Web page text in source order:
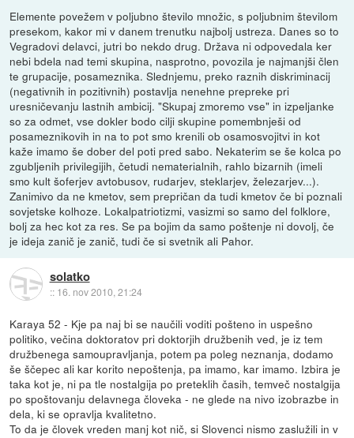
Elemente povežem v poljubno število množic, s poljubnim številom
presekom, kakor mi v danem trenutku najbolj ustreza. Danes so to
Vegradovi delavci, jutri bo nekdo drug. Država ni odpovedala ker
nebi bdela nad temi skupina, nasprotno, povozila je najmanjši člen
te grupacije, posameznika. Slednjemu, preko raznih diskriminacij
(negativnih in pozitivnih) postavlja nenehne prepreke pri
uresničevanju lastnih ambicij. "Skupaj zmoremo vse" in izpeljanke
so za odmet, vse dokler bodo cilji skupine pomembnješi od
posameznikovih in na to pot smo krenili ob osamosvojitvi in kot
kaže imamo še dober del poti pred sabo. Nekaterim se še kolca po
zgubljenih privilegijih, četudi nematerialnih, rahlo bizarnih (imeli
smo kult šoferjev avtobusov, rudarjev, steklarjev, železarjev...).
Zanimivo da ne kmetov, sem prepričan da tudi kmetov če bi poznali
sovjetske kolhoze. Lokalpatriotizmi, vasizmi so samo del folklore,
bolj za hec kot za res. Se pa bojim da samo poštenje ni dovolj, če
je ideja zanič je zanič, tudi če si svetnik ali Pahor.
solatko
:: 16. nov 2010, 21:24
Karaya 52 - Kje pa naj bi se naučili voditi pošteno in uspešno
politiko, večina doktoratov pri doktorjih družbenih ved, je iz tem
družbenega samoupravljanja, potem pa poleg neznanja, dodamo
še ščepec ali kar korito nepoštenja, pa imamo, kar imamo. Izbira je
taka kot je, ni pa tle nostalgija po preteklih časih, temveč nostalgija
po spoštovanju delavnega človeka - ne glede na nivo izobrazbe in
dela, ki se opravlja kvalitetno.
To da je človek vreden manj kot nič, si Slovenci nismo zaslužili in v